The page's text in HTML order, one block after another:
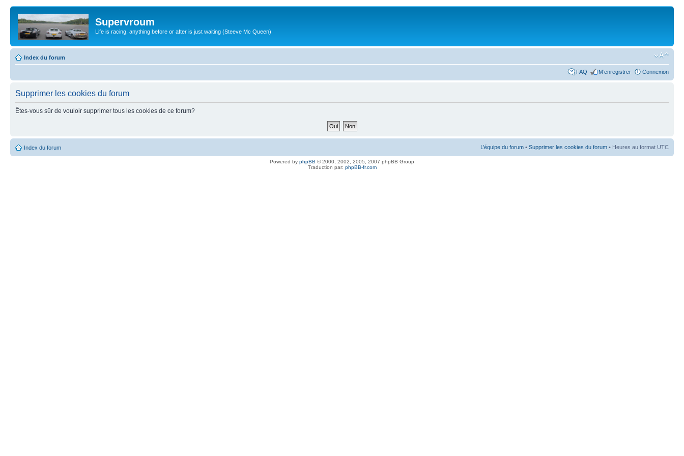
Supervroum
Life is racing, anything before or after is just waiting (Steeve Mc Queen)
Index du forum
FAQ M’enregistrer Connexion
Supprimer les cookies du forum
Êtes-vous sûr de vouloir supprimer tous les cookies de ce forum?
Index du forum L’équipe du forum • Supprimer les cookies du forum • Heures au format UTC
Powered by phpBB © 2000, 2002, 2005, 2007 phpBB Group
Traduction par: phpBB-fr.com